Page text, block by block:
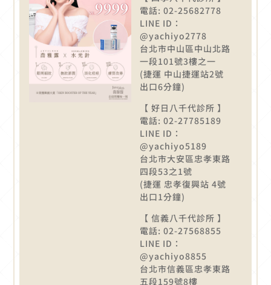
電話: 02-25682778
LINE ID：
@yachiyo2778
台北市中山區中山北路
一段101號3樓之一
(捷運 中山捷運站2號
出口6分鐘)
【 好日八千代診所 】
電話: 02-27785189
LINE ID：
@yachiyo5189
台北市大安區忠孝東路
四段53之1號
(捷運 忠孝復興站 4號
出口1分鐘)
【 信義八千代診所 】
電話: 02-27568855
LINE ID：
@yachiyo8855
台北市信義區忠孝東路
五段159號8樓